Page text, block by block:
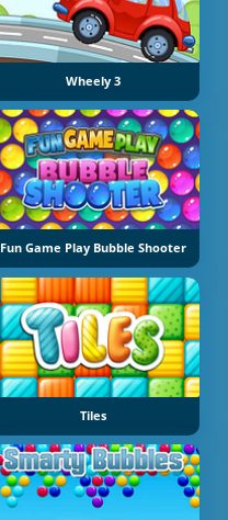
Wheely 3
Fun Game Play Bubble Shooter
Tiles